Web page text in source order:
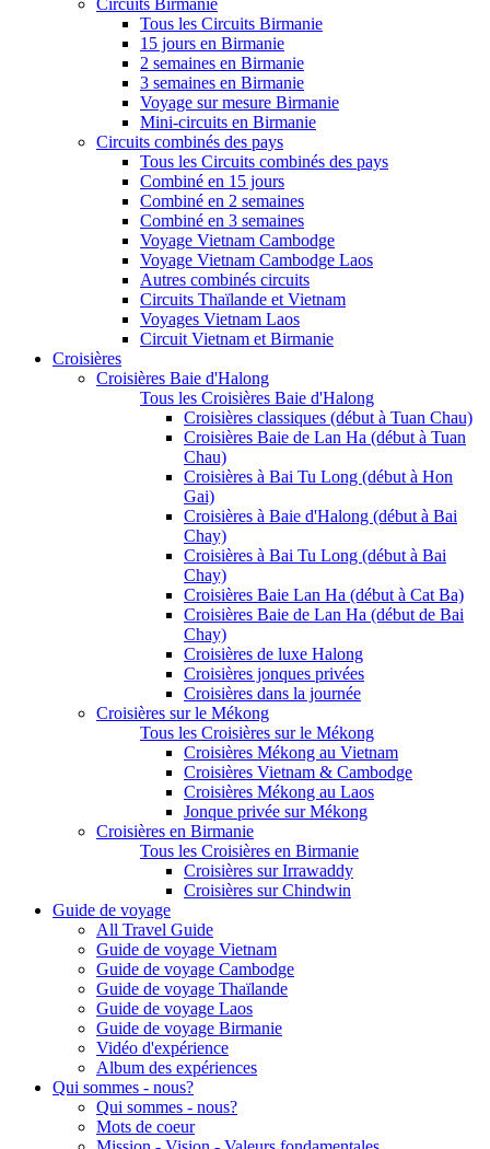
Circuits Birmanie
Tous les Circuits Birmanie
15 jours en Birmanie
2 semaines en Birmanie
3 semaines en Birmanie
Voyage sur mesure Birmanie
Mini-circuits en Birmanie
Circuits combinés des pays
Tous les Circuits combinés des pays
Combiné en 15 jours
Combiné en 2 semaines
Combiné en 3 semaines
Voyage Vietnam Cambodge
Voyage Vietnam Cambodge Laos
Autres combinés circuits
Circuits Thaïlande et Vietnam
Voyages Vietnam Laos
Circuit Vietnam et Birmanie
Croisières
Croisières Baie d'Halong
Tous les Croisières Baie d'Halong
Croisières classiques (début à Tuan Chau)
Croisières Baie de Lan Ha (début à Tuan
Chau)
Croisières à Bai Tu Long (début à Hon
Gai)
Croisières à Baie d'Halong (début à Bai
Chay)
Croisières à Bai Tu Long (début à Bai
Chay)
Croisières Baie Lan Ha (début à Cat Ba)
Croisières Baie de Lan Ha (début de Bai
Chay)
Croisières de luxe Halong
Croisières jonques privées
Croisières dans la journée
Croisières sur le Mékong
Tous les Croisières sur le Mékong
Croisières Mékong au Vietnam
Croisières Vietnam & Cambodge
Croisières Mékong au Laos
Jonque privée sur Mékong
Croisières en Birmanie
Tous les Croisières en Birmanie
Croisières sur Irrawaddy
Croisières sur Chindwin
Guide de voyage
All Travel Guide
Guide de voyage Vietnam
Guide de voyage Cambodge
Guide de voyage Thaïlande
Guide de voyage Laos
Guide de voyage Birmanie
Vidéo d'expérience
Album des expériences
Qui sommes - nous?
Qui sommes - nous?
Mots de coeur